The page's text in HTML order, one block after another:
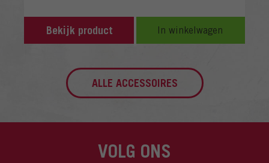
Bekijk product In winkelwagen
ALLE ACCESSOIRES
VOLG ONS